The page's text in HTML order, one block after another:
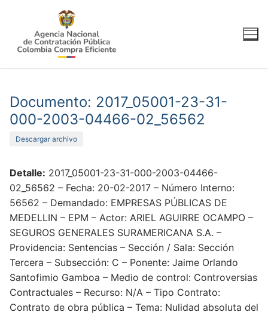
contenido
Documento: 2017_05001-23-31-
000-2003-04466-02_56562
Descargar archivo
Detalle: 2017_05001-23-31-000-2003-04466-
02_56562 – Fecha: 20-02-2017 – Número Interno:
56562 – Demandado: EMPRESAS PÚBLICAS DE
MEDELLIN – EPM – Actor: ARIEL AGUIRRE OCAMPO –
SEGUROS GENERALES SURAMERICANA S.A. –
Providencia: Sentencias – Sección / Sala: Sección
Tercera – Subsección: C – Ponente: Jaime Orlando
Santofimio Gamboa – Medio de control: Controversias
Contractuales – Recurso: N/A – Tipo Contrato:
Contrato de obra pública – Tema: Nulidad absoluta del